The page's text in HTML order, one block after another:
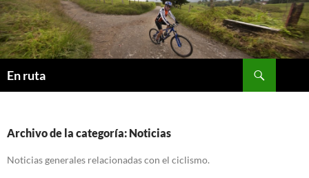
Saltar
al
contenido
En ruta
Archivo de la categoría: Noticias
Noticias generales relacionadas con el ciclismo.